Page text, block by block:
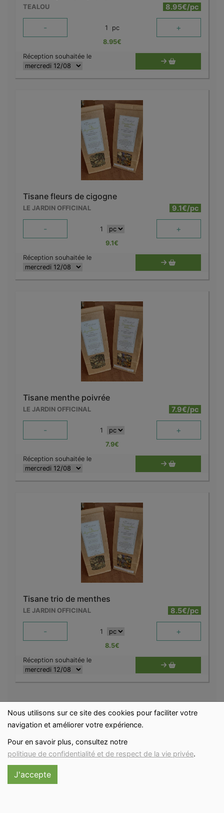
Nous utilisons sur ce site des cookies pour faciliter votre
navigation et améliorer votre expérience.
Pour en savoir plus, consultez notre
politique de confidentialité et de respect de la vie privée.
J'accepte
TEALOU 8.95€/pc
- 1 pc +
8.95€
Réception souhaitée le
Tisane fleurs de cigogne
LE JARDIN OFFICINAL 9.1€/pc
- 1 +
9.1€
Réception souhaitée le
Tisane menthe poivrée
LE JARDIN OFFICINAL 7.9€/pc
- 1 +
7.9€
Réception souhaitée le
Tisane trio de menthes
LE JARDIN OFFICINAL 8.5€/pc
- 1 +
8.5€
Réception souhaitée le